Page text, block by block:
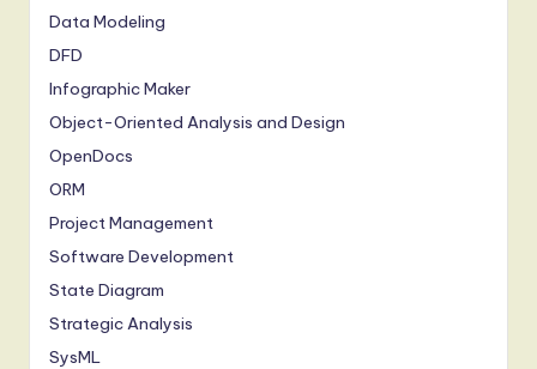
Data Modeling
DFD
Infographic Maker
Object-Oriented Analysis and Design
OpenDocs
ORM
Project Management
Software Development
State Diagram
Strategic Analysis
SysML